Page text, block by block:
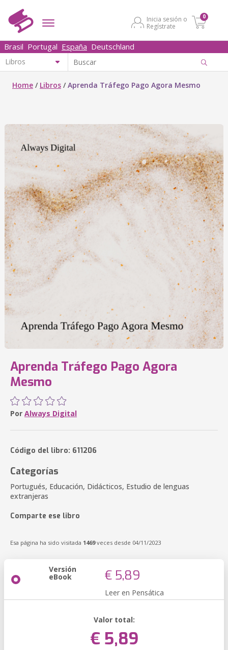
Inicia sesión o
Regístrate
0
Brasil Portugal España Deutschland
Home / Libros /Aprenda Tráfego Pago Agora Mesmo
Aprenda Tráfego Pago Agora
Mesmo
Por Always Digital
Código del libro: 611206
Categorías
Portugués, Educación, Didácticos, Estudio de lenguas
extranjeras
Comparte ese libro
Esa página ha sido visitada 1469veces desde 04/11/2023
Versión
eBook € 5,89
Leer en Pensática
Valor total:
€ 5,89